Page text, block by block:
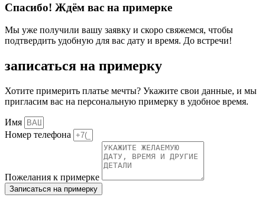
Спасибо! Ждём вас на примерке
Мы уже получили вашу заявку и скоро свяжемся, чтобы
подтвердить удобную для вас дату и время. До встречи!
записаться на примерку
Хотите примерить платье мечты? Укажите свои данные, и мы
пригласим вас на персональную примерку в удобное время.
Имя
Номер телефона
Пожелания к примерке
Записаться на примерку